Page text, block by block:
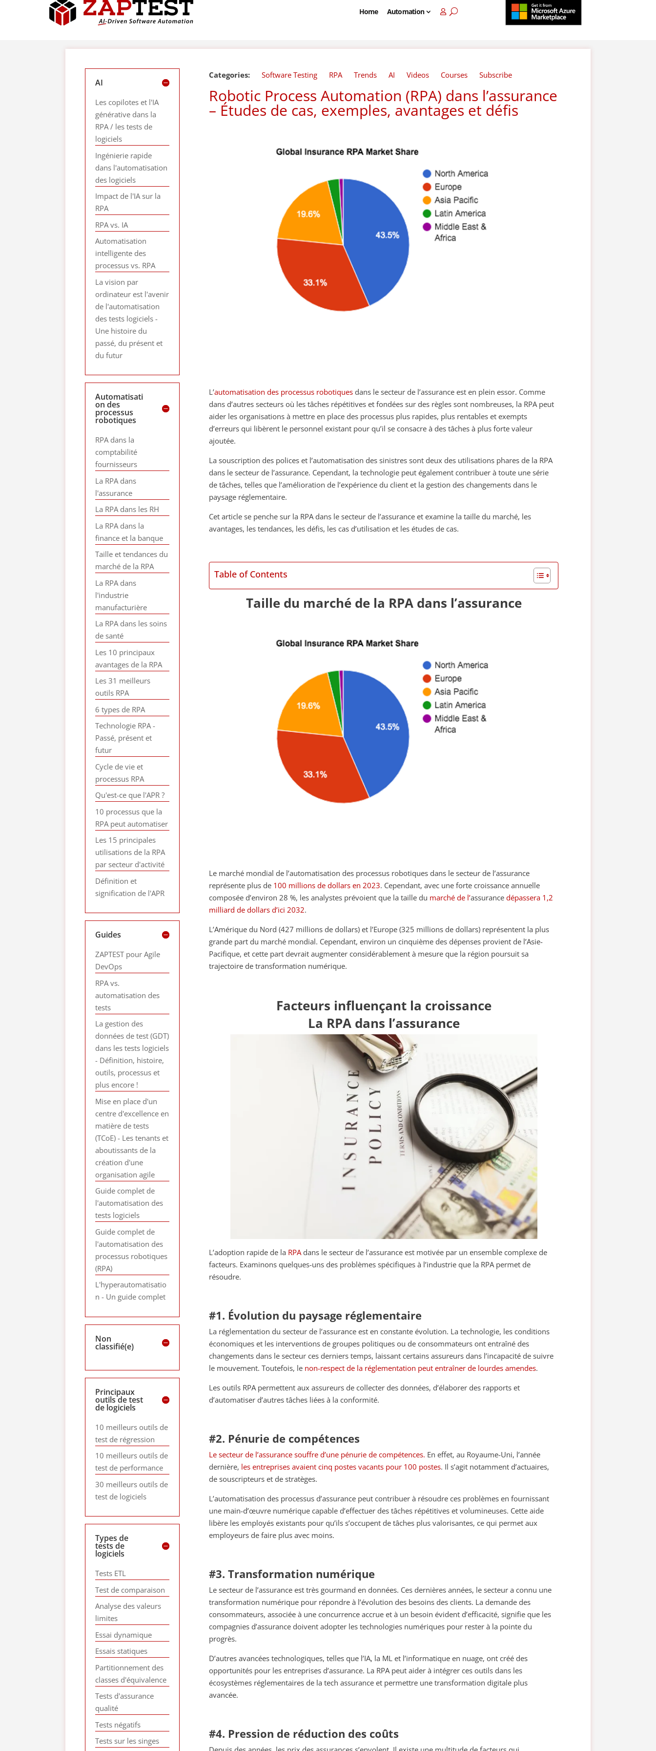
Home Automation
Categories: Software Testing RPA Trends AI Videos Courses Subscribe
Robotic Process Automation (RPA) dans l’assurance
– Études de cas, exemples, avantages et défis
L’automatisation des processus robotiques dans le secteur de l’assurance est en plein essor. Comme
dans d’autres secteurs où les tâches répétitives et fondées sur des règles sont nombreuses, la RPA peut
aider les organisations à mettre en place des processus plus rapides, plus rentables et exempts
d’erreurs qui libèrent le personnel existant pour qu’il se consacre à des tâches à plus forte valeur
ajoutée.
La souscription des polices et l’automatisation des sinistres sont deux des utilisations phares de la RPA
dans le secteur de l’assurance. Cependant, la technologie peut également contribuer à toute une série
de tâches, telles que l’amélioration de l’expérience du client et la gestion des changements dans le
paysage réglementaire.
Cet article se penche sur la RPA dans le secteur de l’assurance et examine la taille du marché, les
avantages, les tendances, les défis, les cas d’utilisation et les études de cas.
Table of Contents
Taille du marché de la RPA dans l’assurance
Le marché mondial de l’automatisation des processus robotiques dans le secteur de l’assurance
représente plus de 100 millions de dollars en 2023. Cependant, avec une forte croissance annuelle
composée d’environ 28 %, les analystes prévoient que la taille du marché de l’assurance dépassera 1,2
milliard de dollars d’ici 2032.
L’Amérique du Nord (427 millions de dollars) et l’Europe (325 millions de dollars) représentent la plus
grande part du marché mondial. Cependant, environ un cinquième des dépenses provient de l’Asie-
Pacifique, et cette part devrait augmenter considérablement à mesure que la région poursuit sa
trajectoire de transformation numérique.
Facteurs influençant la croissance
La RPA dans l’assurance
L’adoption rapide de la RPA dans le secteur de l’assurance est motivée par un ensemble complexe de
facteurs. Examinons quelques-uns des problèmes spécifiques à l’industrie que la RPA permet de
résoudre.
#1. Évolution du paysage réglementaire
La réglementation du secteur de l’assurance est en constante évolution. La technologie, les conditions
économiques et les interventions de groupes politiques ou de consommateurs ont entraîné des
changements dans le secteur ces derniers temps, laissant certains assureurs dans l’incapacité de suivre
le mouvement. Toutefois, le non-respect de la réglementation peut entraîner de lourdes amendes.
Les outils RPA permettent aux assureurs de collecter des données, d’élaborer des rapports et
d’automatiser d’autres tâches liées à la conformité.
#2. Pénurie de compétences
Le secteur de l’assurance souffre d’une pénurie de compétences. En effet, au Royaume-Uni, l’année
dernière, les entreprises avaient cinq postes vacants pour 100 postes. Il s’agit notamment d’actuaires,
de souscripteurs et de stratèges.
L’automatisation des processus d’assurance peut contribuer à résoudre ces problèmes en fournissant
une main-d’œuvre numérique capable d’effectuer des tâches répétitives et volumineuses. Cette aide
libère les employés existants pour qu’ils s’occupent de tâches plus valorisantes, ce qui permet aux
employeurs de faire plus avec moins.
#3. Transformation numérique
Le secteur de l’assurance est très gourmand en données. Ces dernières années, le secteur a connu une
transformation numérique pour répondre à l’évolution des besoins des clients. La demande des
consommateurs, associée à une concurrence accrue et à un besoin évident d’efficacité, signifie que les
compagnies d’assurance doivent adopter les technologies numériques pour rester à la pointe du
progrès.
D’autres avancées technologiques, telles que l’IA, la ML et l’informatique en nuage, ont créé des
opportunités pour les entreprises d’assurance. La RPA peut aider à intégrer ces outils dans les
écosystèmes réglementaires de la tech assurance et permettre une transformation digitale plus
avancée.
#4. Pression de réduction des coûts
AI
Les copilotes et l'IA
générative dans la
RPA / les tests de
logiciels
Ingénierie rapide
dans l'automatisation
des logiciels
Impact de l'IA sur la
RPA
RPA vs. IA
Automatisation
intelligente des
processus vs. RPA
La vision par
ordinateur est l'avenir
de l'automatisation
des tests logiciels -
Une histoire du
passé, du présent et
du futur
Automatisati
on des
processus
robotiques
RPA dans la
comptabilité
fournisseurs
La RPA dans
l'assurance
La RPA dans les RH
La RPA dans la
finance et la banque
Taille et tendances du
marché de la RPA
La RPA dans
l'industrie
manufacturière
La RPA dans les soins
de santé
Les 10 principaux
avantages de la RPA
Les 31 meilleurs
outils RPA
6 types de RPA
Technologie RPA -
Passé, présent et
futur
Cycle de vie et
processus RPA
Qu'est-ce que l'APR ?
10 processus que la
RPA peut automatiser
Les 15 principales
utilisations de la RPA
par secteur d'activité
Définition et
signification de l'APR
Guides
ZAPTEST pour Agile
DevOps
RPA vs.
automatisation des
tests
La gestion des
données de test (GDT)
dans les tests logiciels
- Définition, histoire,
outils, processus et
plus encore !
Mise en place d'un
centre d'excellence en
matière de tests
(TCoE) - Les tenants et
aboutissants de la
création d'une
organisation agile
Guide complet de
l'automatisation des
tests logiciels
Guide complet de
l'automatisation des
processus robotiques
(RPA)
L'hyperautomatisatio
n - Un guide complet
Non
classifié(e)
Principaux
outils de test
de logiciels
10 meilleurs outils de
test de régression
10 meilleurs outils de
test de performance
30 meilleurs outils de
test de logiciels
Types de
tests de
logiciels
Tests ETL
Test de comparaison
Analyse des valeurs
limites
Essai dynamique
Essais statiques
Partitionnement des
classes d'équivalence
Tests d'assurance
qualité
Tests négatifs
Tests sur les singes